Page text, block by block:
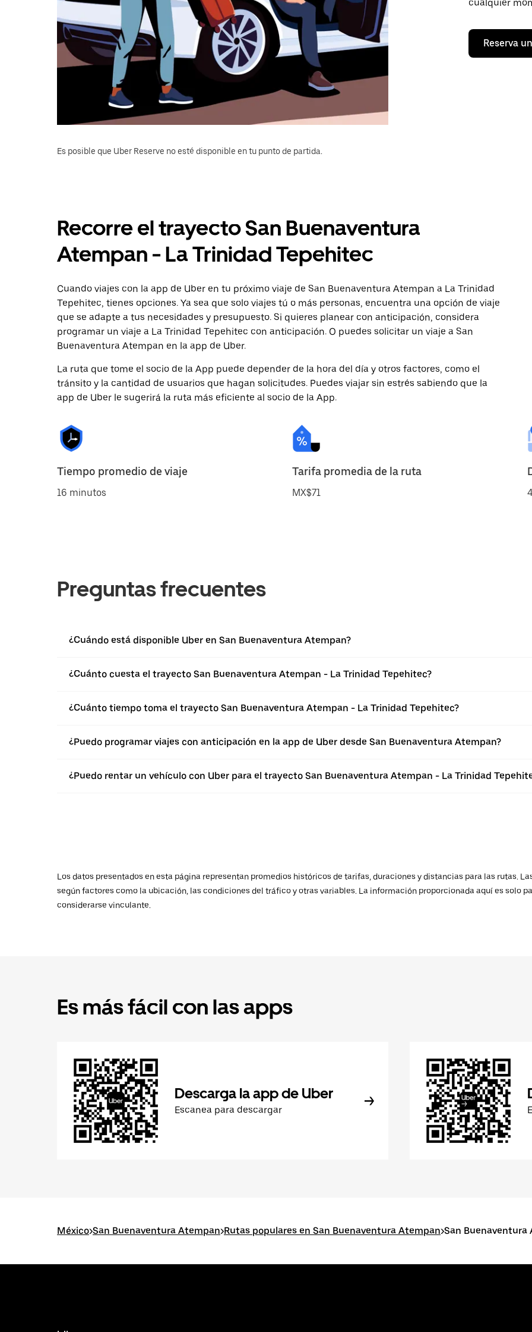
cualquier
Reserva
Es posible que Uber Reserve no esté disponible en tu punto de partida.
Recorre el trayecto San Buenaventura
Atempan - La Trinidad Tepehitec
Cuando viajes con la app de Uber en tu próximo viaje de San Buenaventura Atempan a La Trinidad
Tepehitec, tienes opciones. Ya sea que solo viajes tú o más personas, encuentra una opción de viaje
que se adapte a tus necesidades y presupuesto. Si quieres planear con anticipación, considera
programar un viaje a La Trinidad Tepehitec con anticipación. O puedes solicitar un viaje a San
Buenaventura Atempan en la app de Uber.
La ruta que tome el socio de la App puede depender de la hora del día y otros factores, como el
tránsito y la cantidad de usuarios que hagan solicitudes. Puedes viajar sin estrés sabiendo que la
app de Uber le sugerirá la ruta más eficiente al socio de la App.
Tiempo promedio de viaje
16 minutos
Tarifa promedia de la ruta
MX$71
Preguntas frecuentes
¿Cuándo está disponible Uber en San Buenaventura Atempan?
¿Cuánto cuesta el trayecto San Buenaventura Atempan - La Trinidad Tepehitec?
¿Cuánto tiempo toma el trayecto San Buenaventura Atempan - La Trinidad Tepehitec?
¿Puedo programar viajes con anticipación en la app de Uber desde San Buenaventura Atempan?
¿Puedo rentar un vehículo con Uber para el trayecto San Buenaventura Atempan - La Trinidad
Los datos presentados en esta página representan promedios históricos de tarifas, duraciones y distancias para las rutas.
según factores como la ubicación, las condiciones del tráfico y otras variables. La información proporcionada aquí es solo
considerarse vinculante.
Es más fácil con las apps
Descarga la app de Uber
Escanea para descargar
México>San Buenaventura Atempan>Rutas populares en San Buenaventura Atempan>San Buenaventura